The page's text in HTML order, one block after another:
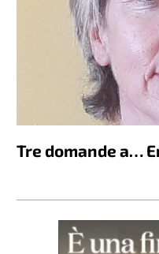
Tre domande a…